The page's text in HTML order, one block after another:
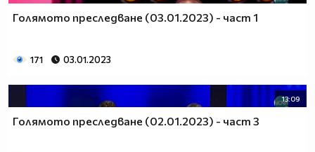
Голямото преследване (03.01.2023) - част 1
171 03.01.2023
13:09
Голямото преследване (02.01.2023) - част 3